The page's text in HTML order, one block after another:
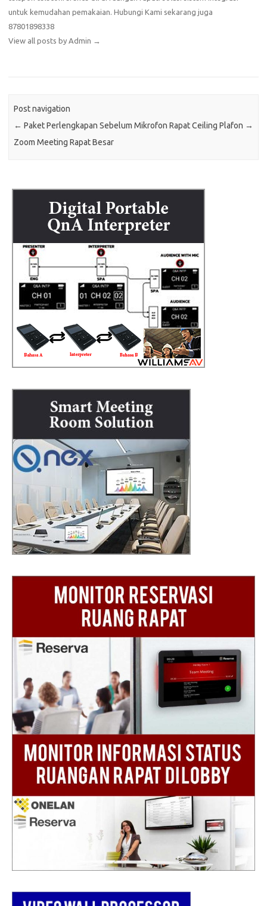
untuk kemudahan pemakaian. Hubungi Kami sekarang juga
87801898338
View all posts by Admin →
Post navigation
← Paket Perlengkapan Sebelum
Zoom Meeting Rapat Besar
Mikrofon Rapat Ceiling Plafon →